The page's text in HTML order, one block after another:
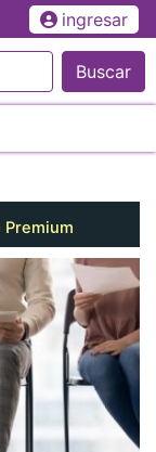
ingresar
Buscar